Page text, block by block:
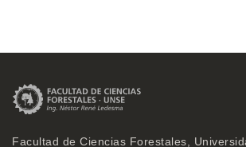
Facultad de Ciencias Forestales,